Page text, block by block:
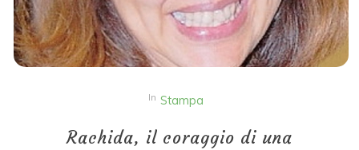
In Stampa
Rachida, il coraggio di una